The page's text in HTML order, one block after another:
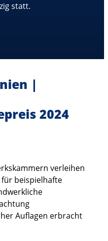
statt.
|
2024
verleihen
beispielhafte
Auflagen erbracht